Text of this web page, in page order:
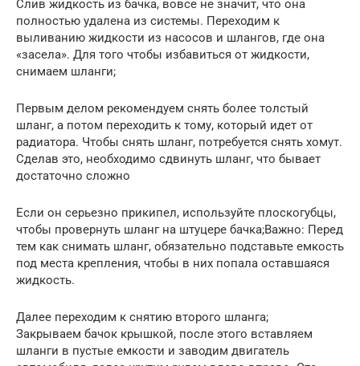
Слив жидкость из бачка, вовсе не значит, что она
полностью удалена из системы. Переходим к
выливанию жидкости из насосов и шлангов, где она
«засела». Для того чтобы избавиться от жидкости,
снимаем шланги;
Первым делом рекомендуем снять более толстый
шланг, а потом переходить к тому, который идет от
радиатора. Чтобы снять шланг, потребуется снять хомут.
Сделав это, необходимо сдвинуть шланг, что бывает
достаточно сложно
Если он серьезно прикипел, используйте плоскогубцы,
чтобы провернуть шланг на штуцере бачка;Важно: Перед
тем как снимать шланг, обязательно подставьте емкость
под места крепления, чтобы в них попала оставшаяся
жидкость.
Далее переходим к снятию второго шланга;
Закрываем бачок крышкой, после этого вставляем
шланги в пустые емкости и заводим двигатель